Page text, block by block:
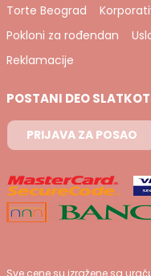
Torte Beograd
Pokloni za rođendan
Reklamacije
POSTANI DEO
PRIJAVA ZA POSAO